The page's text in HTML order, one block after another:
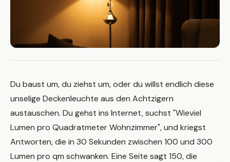
Du baust um, du ziehst um, oder du willst endlich diese
unselige Deckenleuchte aus den Achtzigern
austauschen. Du gehst ins Internet, suchst "Wieviel
Lumen pro Quadratmeter Wohnzimmer", und kriegst
Antworten, die in 30 Sekunden zwischen 100 und 300
Lumen pro qm schwanken. Eine Seite sagt 150, die